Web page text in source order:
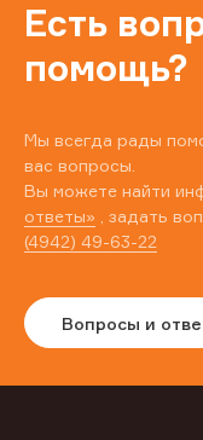
Есть
помощь?
Мы всегда рады
вас вопросы.
Вы можете найти
ответы» , задать
(4942) 49-63-22
Вопросы и